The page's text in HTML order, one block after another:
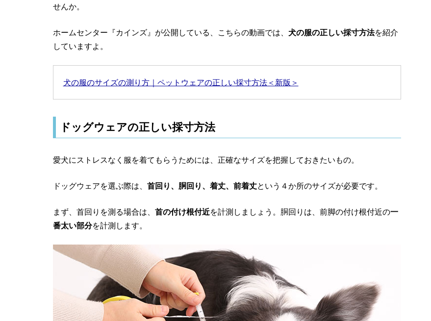
せんか。
ホームセンター『カインズ』が公開している、こちらの動画では、 犬の服の正しい採寸方法を紹介
していますよ。
犬の服のサイズの測り方｜ペットウェアの正しい採寸方法＜新版＞
ドッグウェアの正しい採寸方法
愛犬にストレスなく服を着てもらうためには、正確なサイズを把握しておきたいもの。
ドッグウェアを選ぶ際は、 首回り、胴回り、着丈、前着丈という４か所のサイズが必要です。
まず、首回りを測る場合は、 首の付け根付近を計測しましょう。胴回りは、前脚の付け根付近の一
番太い部分を計測します。